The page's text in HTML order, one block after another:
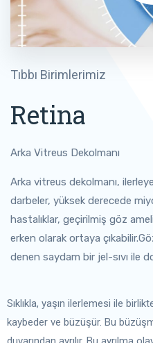
Tıbbı Birimlerimiz
Retina
Arka Vitreus Dekolmanı
Arka vitreus dekolmanı,
darbeler, yüksek derecede
hastalıklar, geçirilmiş göz
erken olarak ortaya
denen saydam bir jel-sıvı ile
Sıklıkla, yaşın ilerlemesi ile
kaybeder ve büzüşür. Bu